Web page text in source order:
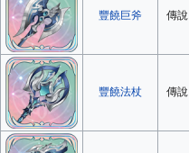
豐饒巨斧 傳說
豐饒法杖 傳說